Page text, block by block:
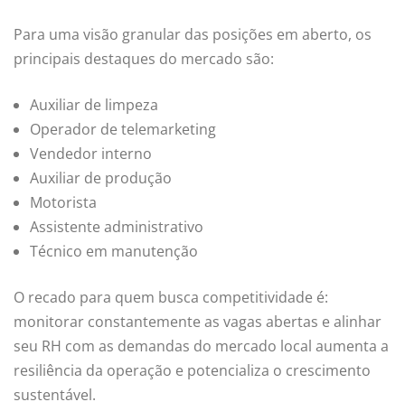
Para uma visão granular das posições em aberto, os
principais destaques do mercado são:
Auxiliar de limpeza
Operador de telemarketing
Vendedor interno
Auxiliar de produção
Motorista
Assistente administrativo
Técnico em manutenção
O recado para quem busca competitividade é:
monitorar constantemente as vagas abertas e alinhar
seu RH com as demandas do mercado local aumenta a
resiliência da operação e potencializa o crescimento
sustentável.